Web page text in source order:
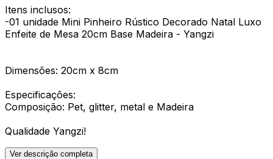
Itens inclusos:
-01 unidade Mini Pinheiro Rústico Decorado Natal Luxo
Enfeite de Mesa 20cm Base Madeira - Yangzi
Dimensões: 20cm x 8cm
Especificações:
Composição: Pet, glitter, metal e Madeira
Qualidade Yangzi!
Ver descrição completa